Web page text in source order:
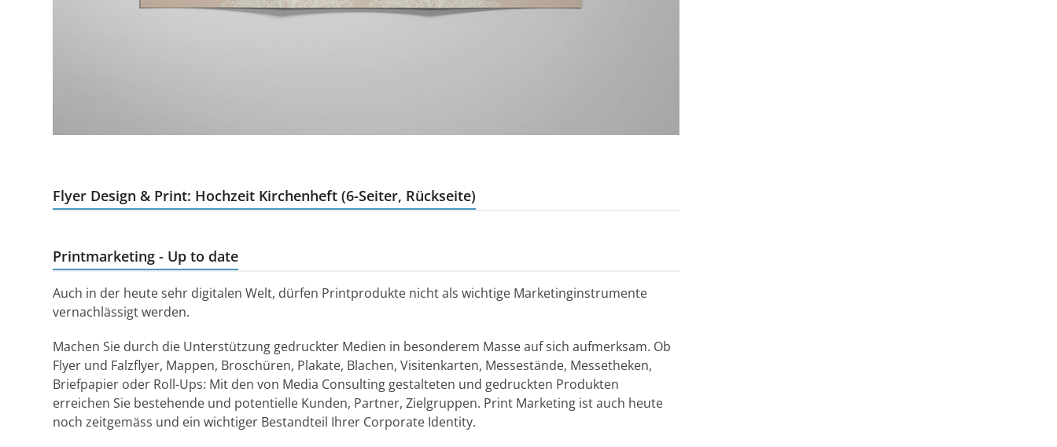
Flyer Design & Print: Hochzeit Kirchenheft (6-Seiter, Rückseite)
Printmarketing - Up to date
Auch in der heute sehr digitalen Welt, dürfen Printprodukte nicht als wichtige Marketinginstrumente
vernachlässigt werden.
Machen Sie durch die Unterstützung gedruckter Medien in besonderem Masse auf sich aufmerksam. Ob
Flyer und Falzflyer, Mappen, Broschüren, Plakate, Blachen, Visitenkarten, Messestände, Messetheken,
Briefpapier oder Roll-Ups: Mit den von Media Consulting gestalteten und gedruckten Produkten
erreichen Sie bestehende und potentielle Kunden, Partner, Zielgruppen. Print Marketing ist auch heute
noch zeitgemäss und ein wichtiger Bestandteil Ihrer Corporate Identity.